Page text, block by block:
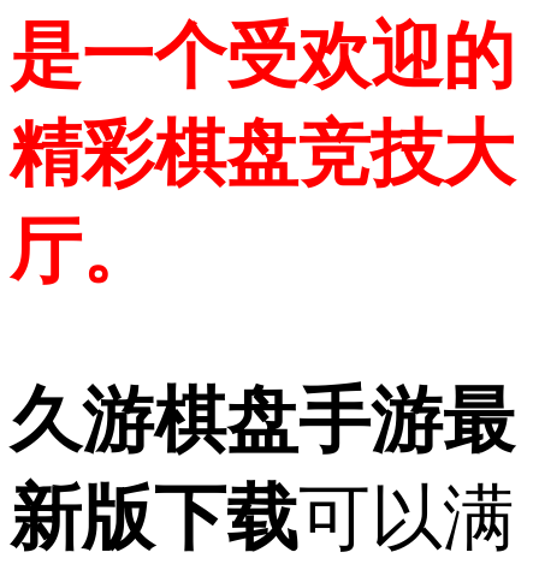
是一个受欢迎的
精彩棋盘竞技大
厅。
久游棋盘手游最
新版下载可以满